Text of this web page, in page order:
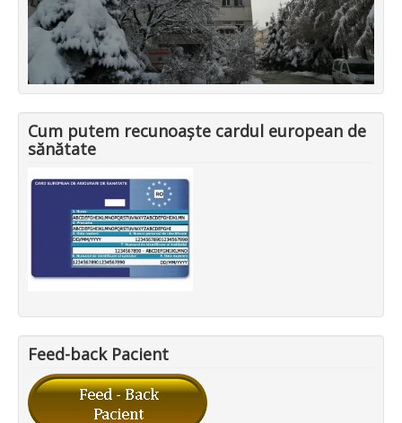
Cum putem recunoaște cardul european de
sănătate
Feed-back Pacient